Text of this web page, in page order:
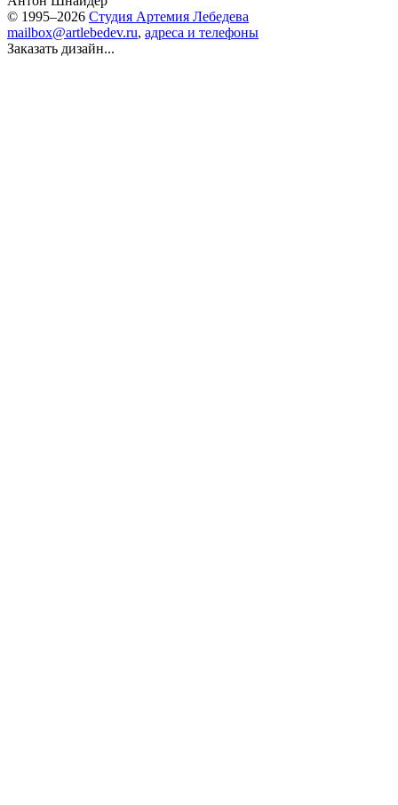
© 1995–2026 Студия Артемия Лебедева
mailbox@artlebedev.ru, адреса и телефоны
Заказать дизайн...